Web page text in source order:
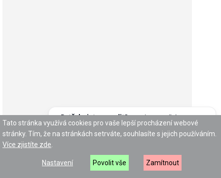
Tato stránka využívá cookies pro vaše lepší procházení webové
stránky. Tím, že na stránkách setrváte, souhlasíte s jejich používáním.
Více zjistíte zde
Nastavení Povolit vše Zamítnout
Mikulášská nadílka 5. 12. 2024
Ani letos na nás svatý Mikuláš s andílkem a čertem
nezapomněli. A protože jsme jako vždy byli všichni
Potřebujete poradit?Zeptejte se našeho
asistentaChettyho.